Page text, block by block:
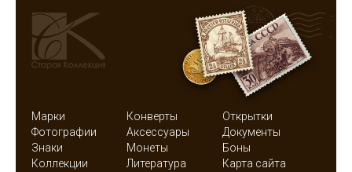
Марки Конверты
Открытки
Фотографии
Аксессуары
Документы
Знаки
Монеты
Боны
Коллекции
Литература Карта сайта